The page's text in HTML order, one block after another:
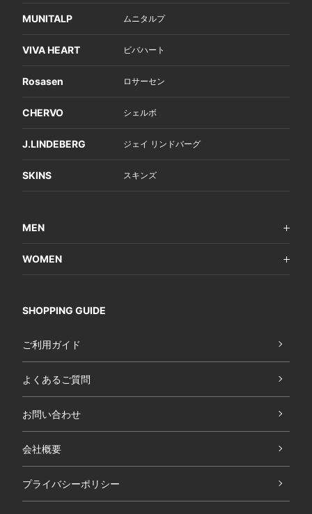
MUNITALP ムニタルプ
VIVA HEART ビバハート
Rosasen ロサーセン
CHERVO シェルボ
J.LINDEBERG ジェイ リンドバーグ
SKINS スキンズ
MEN
WOMEN
SHOPPING GUIDE
ご利用ガイド
よくあるご質問
お問い合わせ
会社概要
プライバシーポリシー